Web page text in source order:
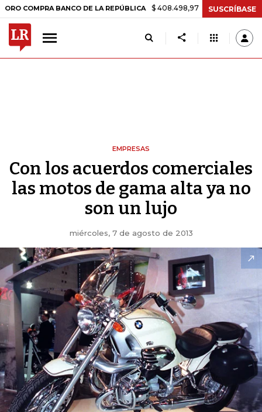
BANCO DE LA REPÚBLICA $ 408.498,97 +$ 8.753,81 +2,19%
SUSCRÍBASE
EMPRESAS
Con los acuerdos comerciales
las motos de gama alta ya no
son un lujo
miércoles, 7 de agosto de 2013